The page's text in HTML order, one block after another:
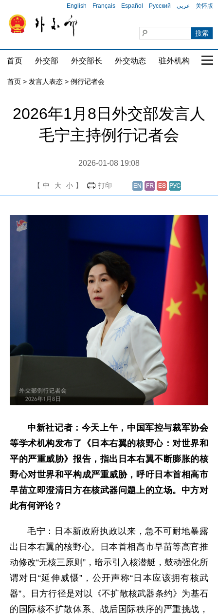
English Français Español Русский عربي 关怀版
首页 外交部 外交部长 外交动态 驻外机构 国
首页 > 发言人表态 > 例行记者会
2026年1月8日外交部发言人
毛宁主持例行记者会
2026-01-08 19:08
【 中 大 小 】 打印
中新社记者：今天上午，中国军控与裁军协会
等学术机构发布了《日本右翼的核野心：对世界和
平的严重威胁》报告，指出日本右翼不断膨胀的核
野心对世界和平构成严重威胁，呼吁日本首相高市
早苗立即澄清日方在核武器问题上的立场。中方对
此有何评论？
毛宁：日本新政府执政以来，急不可耐地暴露
出日本右翼的核野心。日本首相高市早苗等高官推
动修改“无核三原则”，暗示引入核潜艇，鼓动强化所
谓对日“延伸威慑”，公开声称“日本应该拥有核武
器”。日方行径是对以《不扩散核武器条约》为基石
的国际核不扩散体系、战后国际秩序的严重挑战，